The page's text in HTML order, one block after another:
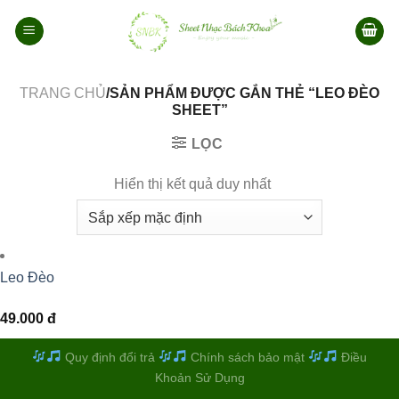
qua
TRANG CHỦ/SẢN PHẨM ĐƯỢC GẮN THẺ “LEO ĐÈO
SHEET”
LỌC
Hiển thị kết quả duy nhất
Leo Đèo
49.000 đ
Quy định đổi trả Chính sách bảo mật
Điều
Khoản Sử Dụng